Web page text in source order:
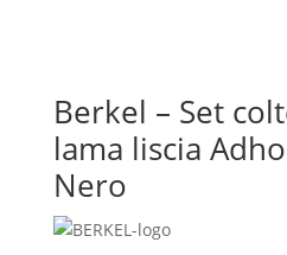
Berkel – Set
lama liscia
Nero